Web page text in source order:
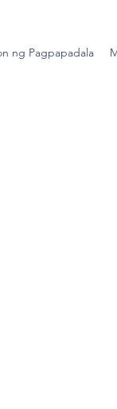
ng Pagpapadala